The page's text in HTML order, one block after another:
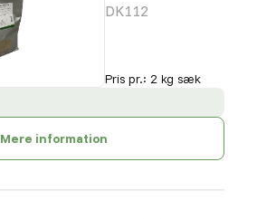
DK112
Pris pr.: 2 kg sæk
Mere information